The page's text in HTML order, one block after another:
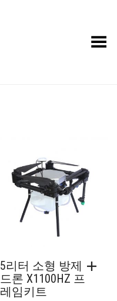
Toggle Menu
5리터 소형 방제
드론 X1100HZ 프
레임키트